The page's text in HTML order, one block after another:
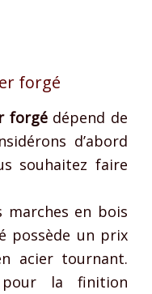
forgé
forgédépend de
d’abord
souhaitez faire
marches en bois
possède un prix
acier tournant.
pour la finition